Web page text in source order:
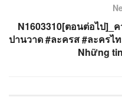
N1603310[ตอนต่อไป
ปานวาด #ละครส #ละคร
Những